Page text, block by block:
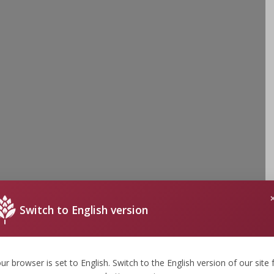
Switch to English version
browser is set to English. Switch to the English version of our site